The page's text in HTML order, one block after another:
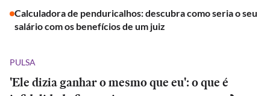
Calculadora de penduricalhos: descubra como seria o seu
salário com os benefícios de um juiz
PULSA
'Ele dizia ganhar o mesmo que eu': o que é